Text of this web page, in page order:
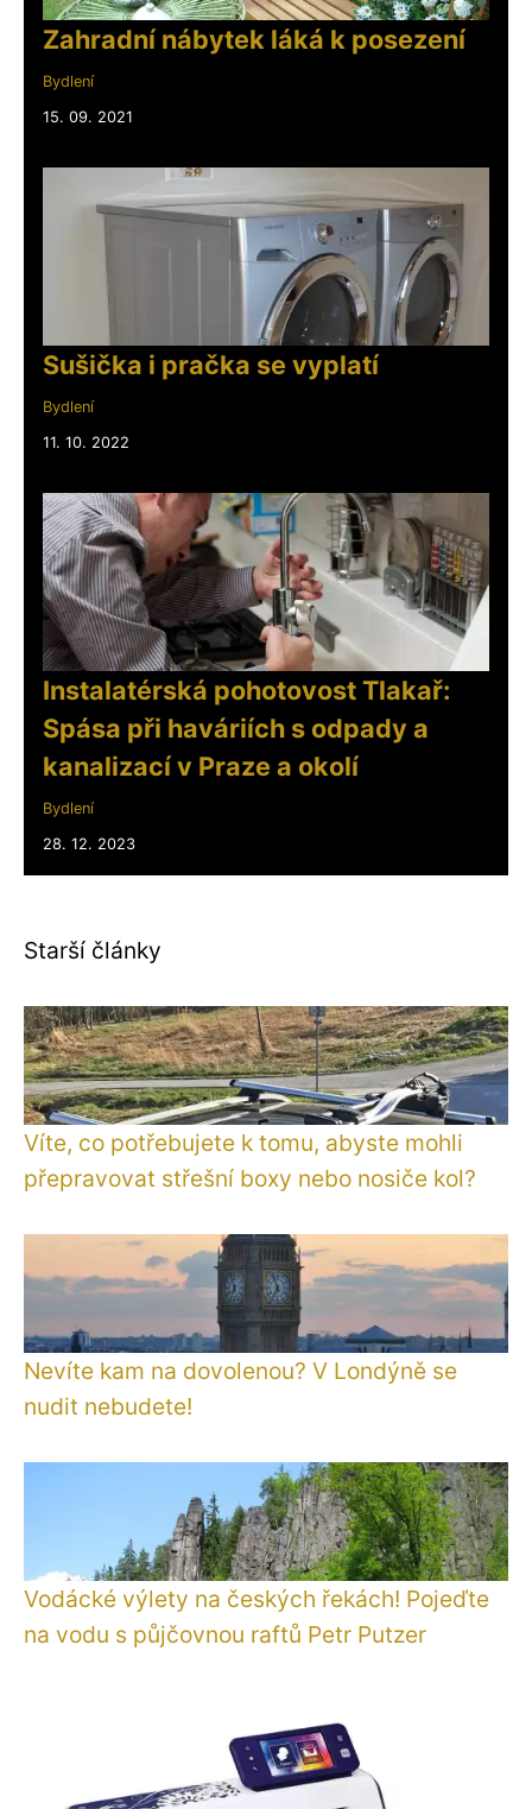
Zahradní nábytek láká k posezení
Bydlení
15. 09. 2021
Sušička i pračka se vyplatí
Bydlení
11. 10. 2022
Instalatérská pohotovost Tlakař:
Spása při haváriích s odpady a
kanalizací v Praze a okolí
Bydlení
28. 12. 2023
Starší články
Víte, co potřebujete k tomu, abyste mohli
přepravovat střešní boxy nebo nosiče kol?
Nevíte kam na dovolenou? V Londýně se
nudit nebudete!
Vodácké výlety na českých řekách! Pojeďte
na vodu s půjčovnou raftů Petr Putzer